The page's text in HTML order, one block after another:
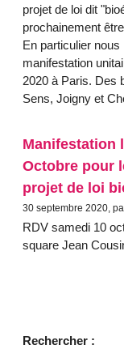
projet de loi dit
prochainement
En particulier
manifestation
2020 à Paris. Des
Sens, Joigny et
Manifestation
Octobre pour
projet de loi
30 septembre 2020,
RDV samedi 10
square Jean
Rechercher :